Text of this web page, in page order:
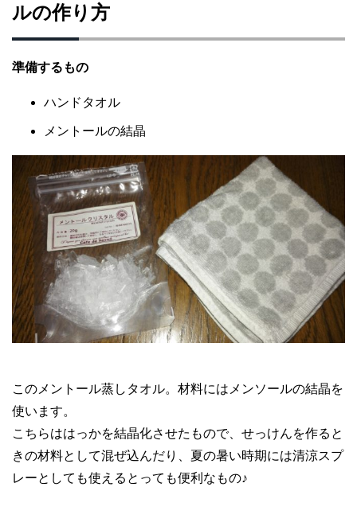
ルの作り方
準備するもの
ハンドタオル
メントールの結晶
このメントール蒸しタオル。材料にはメンソールの結晶を
使います。
こちらははっかを結晶化させたもので、せっけんを作ると
きの材料として混ぜ込んだり、夏の暑い時期には清涼スプ
レーとしても使えるとっても便利なもの♪